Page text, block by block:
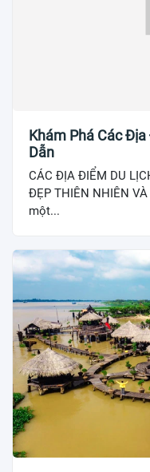
Khám Phá Các
Dẫn
CÁC ĐỊA ĐIỂM DU
ĐẸP THIÊN NHIÊN
một...